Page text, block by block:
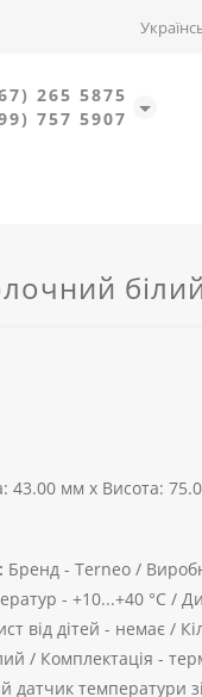
265 5875
757 5907
білий
мм x Висота:
Бренд - Terneo /
- +10...+40 °С /
від дітей - немає /
/ Комплектація -
датчик температури